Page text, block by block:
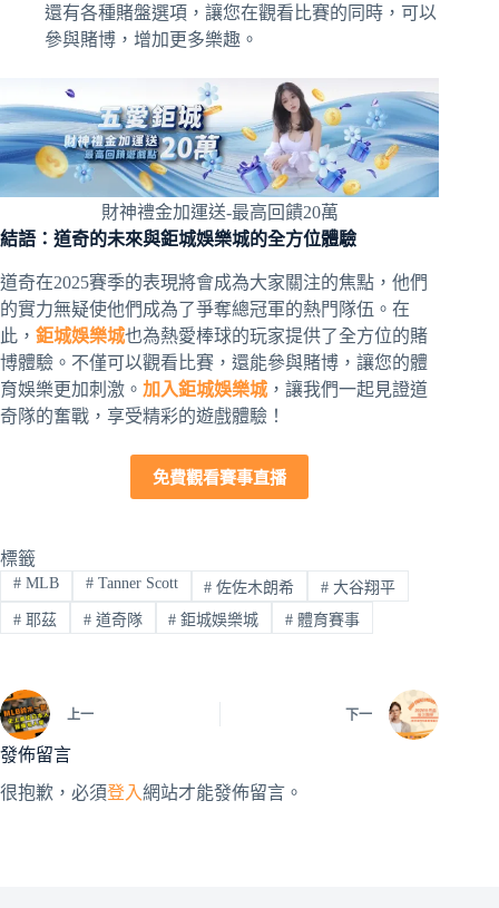
還有各種賭盤選項，讓您在觀看比賽的同時，可以
參與賭博，增加更多樂趣。
財神禮金加運送-最高回饋20萬
結語：道奇的未來與鉅城娛樂城的全方位體驗
道奇在2025賽季的表現將會成為大家關注的焦點，他們
的實力無疑使他們成為了爭奪總冠軍的熱門隊伍。在
此， 鉅城娛樂城也為熱愛棒球的玩家提供了全方位的賭
博體驗。不僅可以觀看比賽，還能參與賭博，讓您的體
育娛樂更加刺激。 加入鉅城娛樂城 ，讓我們一起見證道
奇隊的奮戰，享受精彩的遊戲體驗！
免費觀看賽事直播
標籤
#MLB #Tanner Scott # 佐佐木朗希 # 大谷翔平
#耶茲 #道奇隊 # 鉅城娛樂城 # 體育賽事
上一 下一
發佈留言
很抱歉，必須登入網站才能發佈留言。